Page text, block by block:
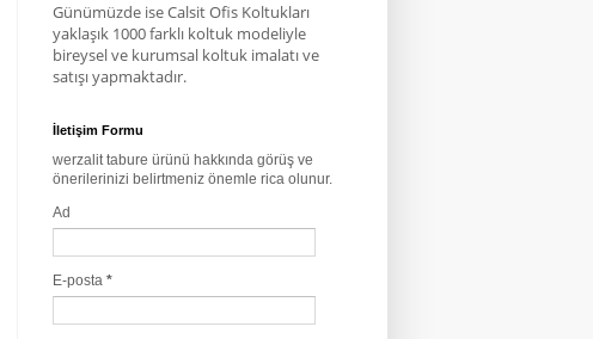
Günümüzde ise Calsit Ofis Koltukları
yaklaşık 1000 farklı koltuk modeliyle
bireysel ve kurumsal koltuk imalatı ve
satışı yapmaktadır.
İletişim Formu
werzalit tabure ürünü hakkında görüş ve
önerilerinizi belirtmeniz önemle rica olunur.
Ad
E-posta *